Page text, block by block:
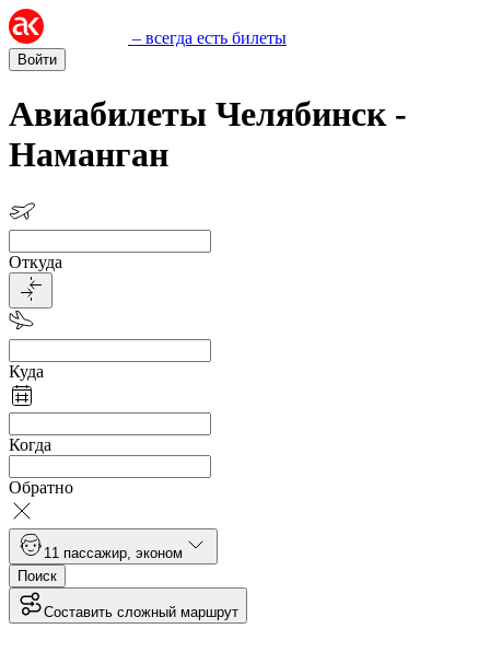
– всегда есть билеты
Войти
Авиабилеты Челябинск -
Наманган
Откуда
Куда
Когда
Обратно
1 1 пассажир эконом
Поиск
Составить сложный маршрут